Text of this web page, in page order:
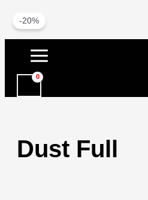
contenuto
Dust Full
-20%